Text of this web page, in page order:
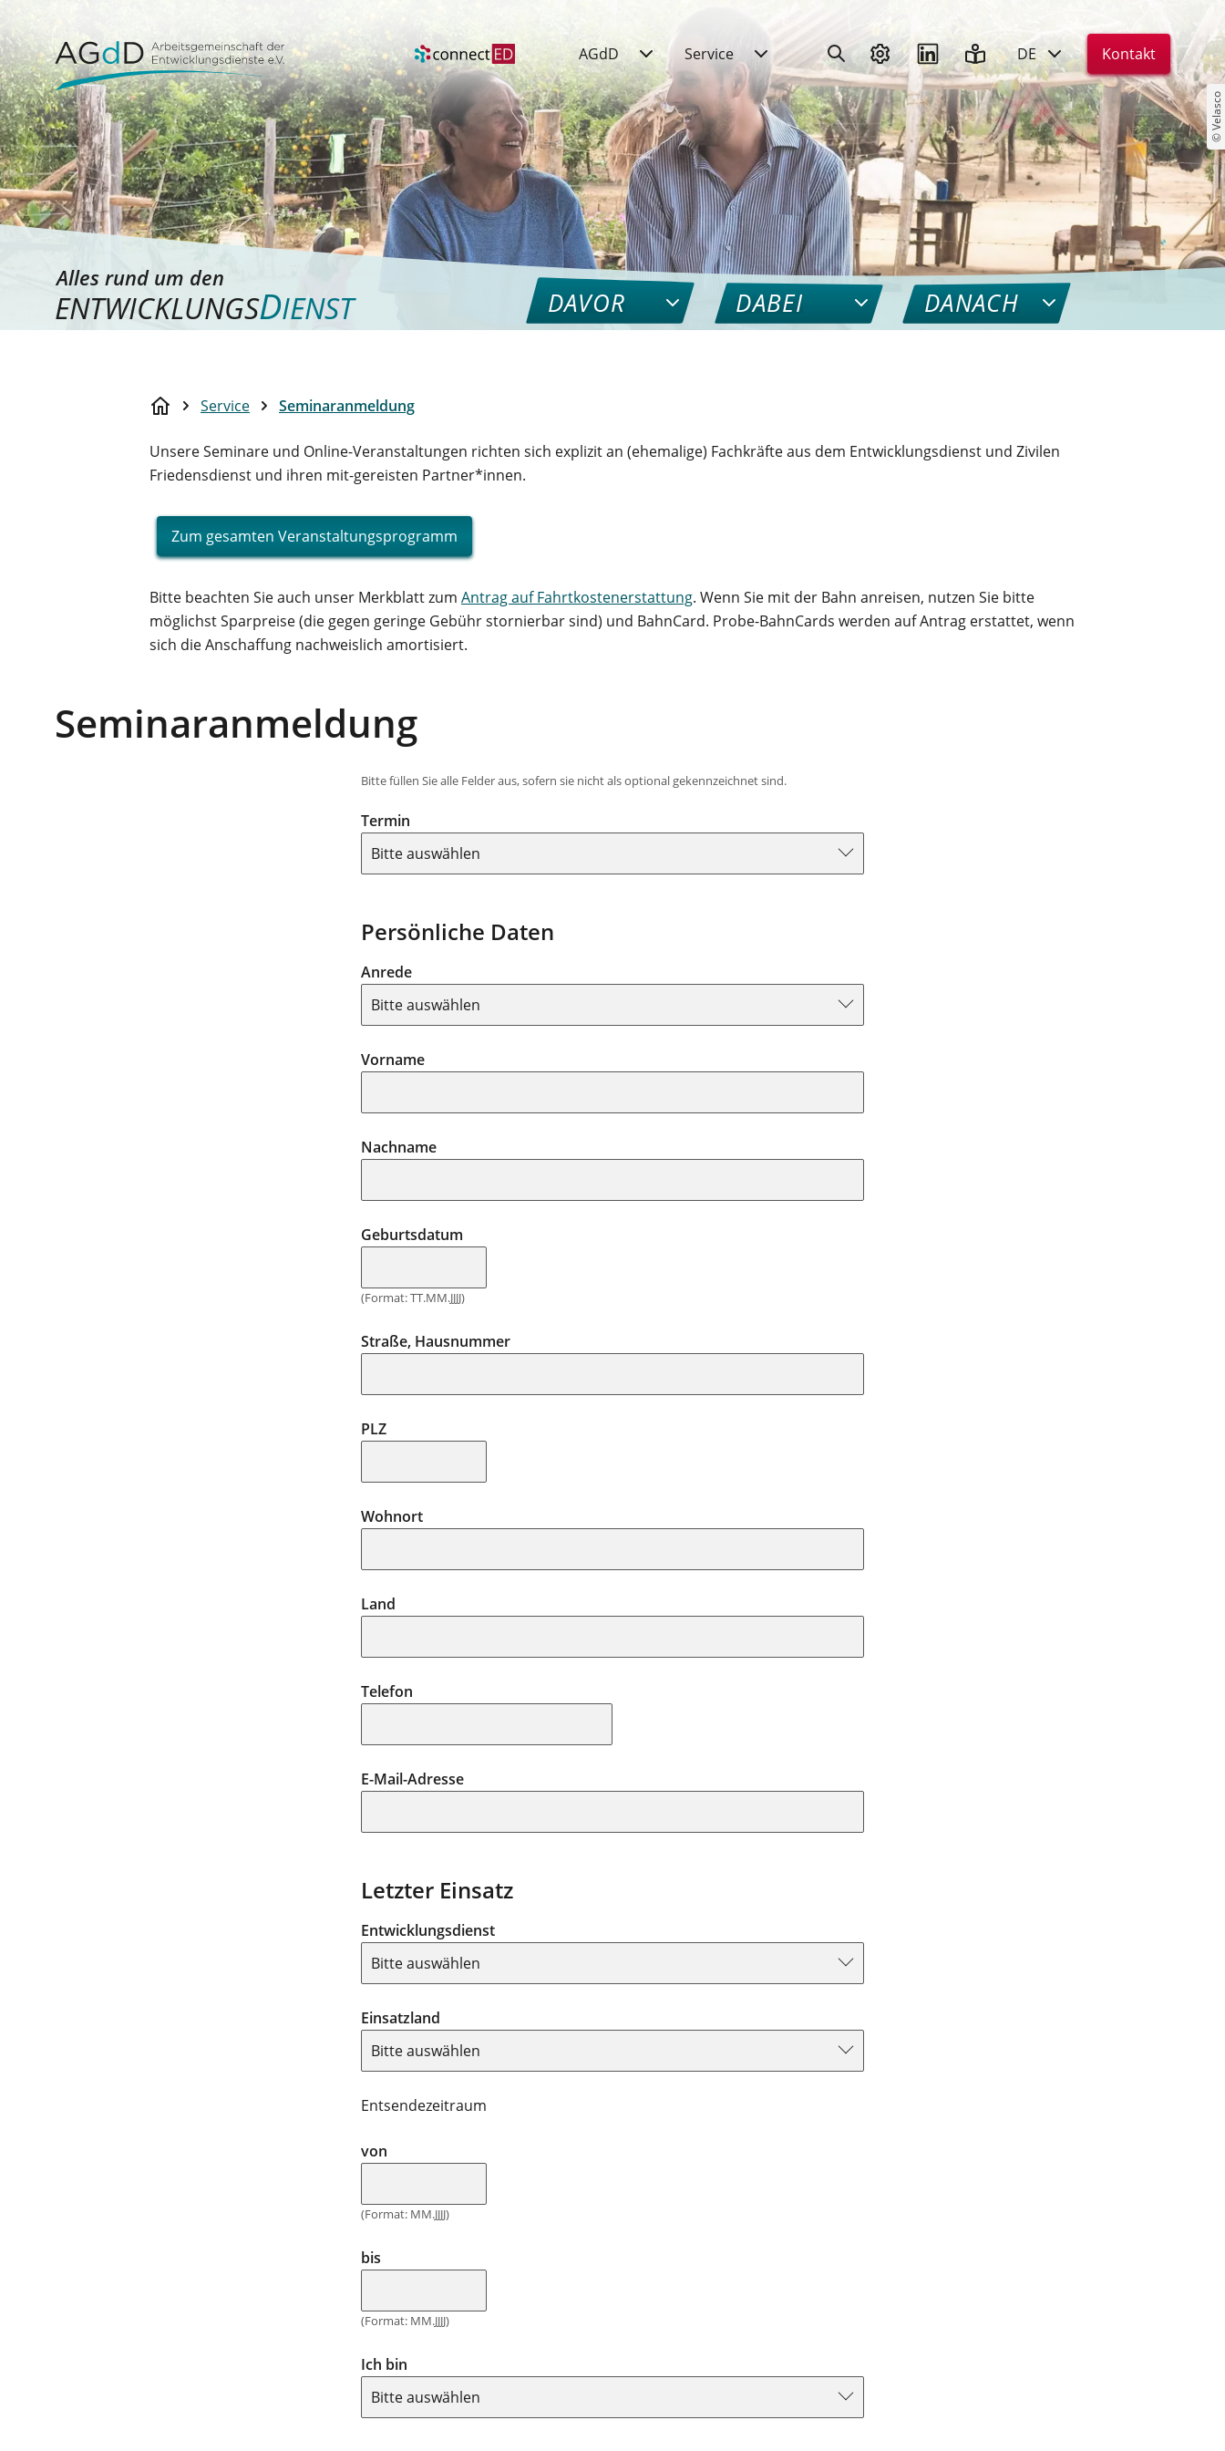
AGdD Service DE Kontakt
© Velasco
Alles rund um den
ENTWICKLUNGSDIENST DAVOR DABEI DANACH
Service Seminaranmeldung
Unsere Seminare und Online-Veranstaltungen richten sich explizit an (ehemalige) Fachkräfte aus dem Entwicklungsdienst und Zivilen
Friedensdienst und ihren mit-gereisten Partner*innen.
Zum gesamten Veranstaltungsprogramm
Bitte beachten Sie auch unser Merkblatt zum Antrag auf Fahrtkostenerstattung. Wenn Sie mit der Bahn anreisen, nutzen Sie bitte
möglichst Sparpreise (die gegen geringe Gebühr stornierbar sind) und BahnCard. Probe-BahnCards werden auf Antrag erstattet, wenn
sich die Anschaffung nachweislich amortisiert.
Seminaranmeldung
Bitte füllen Sie alle Felder aus, sofern sie nicht als optional gekennzeichnet sind.
Termin
Persönliche Daten
Anrede
Vorname
Nachname
Geburtsdatum
(Format: TT.MM.JJJJ)
Straße, Hausnummer
PLZ
Wohnort
Land
Telefon
E-Mail-Adresse
Letzter Einsatz
Entwicklungsdienst
Einsatzland
Entsendezeitraum
von
(Format: MM.JJJJ)
bis
(Format: MM.JJJJ)
Ich bin